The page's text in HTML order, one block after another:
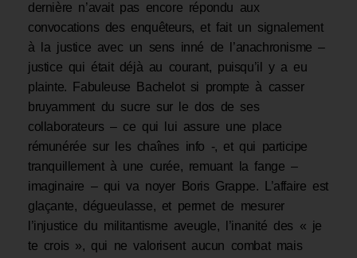
dernière n’avait pas encore répondu aux
convocations des enquêteurs, et fait un signalement
à la justice avec un sens inné de l’anachronisme –
justice qui était déjà au courant, puisqu’il y a eu
plainte. Fabuleuse Bachelot si prompte à casser
bruyamment du sucre sur le dos de ses
collaborateurs – ce qui lui assure une place
rémunérée sur les chaînes info -, et qui participe
tranquillement à une curée, remuant la fange –
imaginaire – qui va noyer Boris Grappe. L’affaire est
glaçante, dégueulasse, et permet de mesurer
l’injustice du militantisme aveugle, l’inanité des « je
te crois », qui ne valorisent aucun combat mais